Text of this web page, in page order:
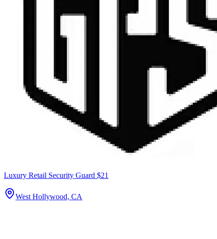
Luxury Retail Security Guard $21
West Hollywood, CA